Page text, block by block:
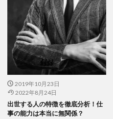
2019年10月23日
2022年8月24日
出世する人の特徴を徹底分析！仕
事の能力は本当に無関係？